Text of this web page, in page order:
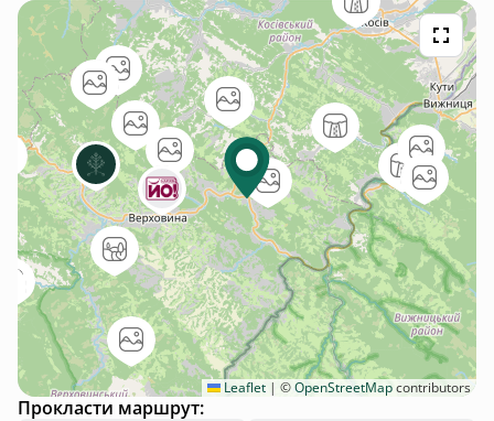
Leaflet | ©OpenStreetMapcontributors
Прокласти маршрут: